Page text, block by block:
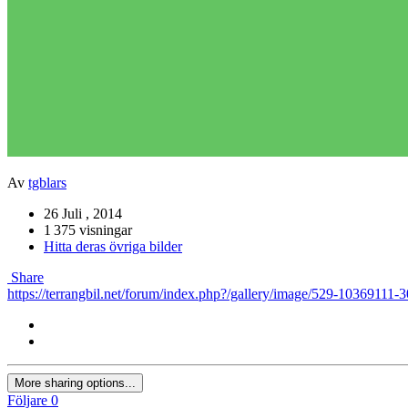
Av tgblars
26 Juli , 2014
1 375 visningar
Hitta deras övriga bilder
Share
https://terrangbil.net/forum/index.php?/gallery/image/529-
More sharing options...
Följare 0